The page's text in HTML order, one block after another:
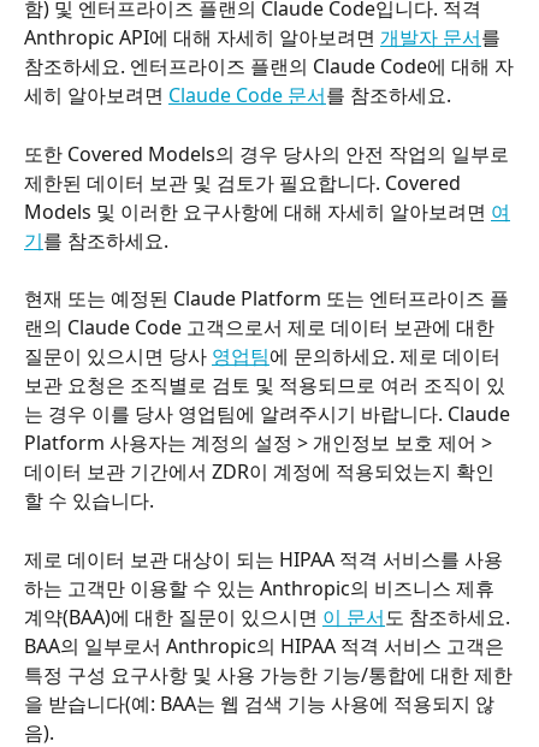
함) 및 엔터프라이즈 플랜의 Claude Code입니다. 적격
Anthropic API에 대해 자세히 알아보려면 개발자 문서를
참조하세요. 엔터프라이즈 플랜의 Claude Code에 대해 자
세히 알아보려면 Claude Code 문서를 참조하세요.
또한 Covered Models의 경우 당사의 안전 작업의 일부로
제한된 데이터 보관 및 검토가 필요합니다. Covered
Models 및 이러한 요구사항에 대해 자세히 알아보려면 여
기를 참조하세요.
현재 또는 예정된 Claude Platform 또는 엔터프라이즈 플
랜의 Claude Code 고객으로서 제로 데이터 보관에 대한
질문이 있으시면 당사 영업팀에 문의하세요. 제로 데이터
보관 요청은 조직별로 검토 및 적용되므로 여러 조직이 있
는 경우 이를 당사 영업팀에 알려주시기 바랍니다. Claude
Platform 사용자는 계정의 설정 > 개인정보 보호 제어 >
데이터 보관 기간에서 ZDR이 계정에 적용되었는지 확인
할 수 있습니다.
제로 데이터 보관 대상이 되는 HIPAA 적격 서비스를 사용
하는 고객만 이용할 수 있는 Anthropic의 비즈니스 제휴
계약(BAA)에 대한 질문이 있으시면 이 문서도 참조하세요.
BAA의 일부로서 Anthropic의 HIPAA 적격 서비스 고객은
특정 구성 요구사항 및 사용 가능한 기능/통합에 대한 제한
을 받습니다(예: BAA는 웹 검색 기능 사용에 적용되지 않
음).